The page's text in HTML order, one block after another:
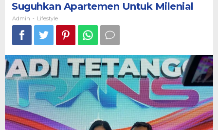
Suguhkan Apartemen Untuk Milenial
Admin - Lifestyle